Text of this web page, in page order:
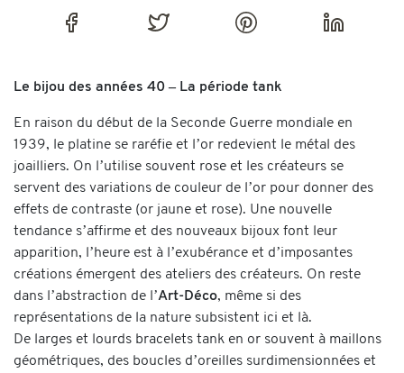
Le bijou des années 40 – La période tank
En raison du début de la Seconde Guerre mondiale en
1939, le platine se raréfie et l’or redevient le métal des
joailliers. On l’utilise souvent rose et les créateurs se
servent des variations de couleur de l’or pour donner des
effets de contraste (or jaune et rose). Une nouvelle
tendance s’affirme et des nouveaux bijoux font leur
apparition, l’heure est à l’exubérance et d’imposantes
créations émergent des ateliers des créateurs. On reste
dans l’abstraction de l’Art-Déco, même si des
représentations de la nature subsistent ici et là.
De larges et lourds bracelets tank en or souvent à maillons
géométriques, des boucles d’oreilles surdimensionnées et